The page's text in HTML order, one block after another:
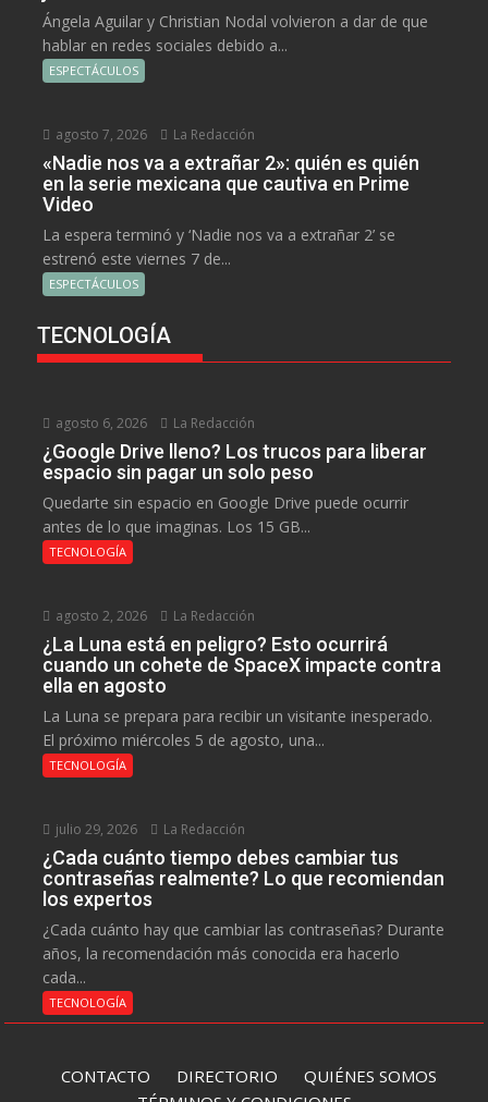
Ángela Aguilar y Christian Nodal volvieron a dar de que
hablar en redes sociales debido a...
ESPECTÁCULOS
agosto 7, 2026 La Redacción
«Nadie nos va a extrañar 2»: quién es quién
en la serie mexicana que cautiva en Prime
Video
La espera terminó y ‘Nadie nos va a extrañar 2’ se
estrenó este viernes 7 de...
ESPECTÁCULOS
TECNOLOGÍA
agosto 6, 2026 La Redacción
¿Google Drive lleno? Los trucos para liberar
espacio sin pagar un solo peso
Quedarte sin espacio en Google Drive puede ocurrir
antes de lo que imaginas. Los 15 GB...
TECNOLOGÍA
agosto 2, 2026 La Redacción
¿La Luna está en peligro? Esto ocurrirá
cuando un cohete de SpaceX impacte contra
ella en agosto
La Luna se prepara para recibir un visitante inesperado.
El próximo miércoles 5 de agosto, una...
TECNOLOGÍA
julio 29, 2026 La Redacción
¿Cada cuánto tiempo debes cambiar tus
contraseñas realmente? Lo que recomiendan
los expertos
¿Cada cuánto hay que cambiar las contraseñas? Durante
años, la recomendación más conocida era hacerlo
cada...
TECNOLOGÍA
CONTACTO DIRECTORIO QUIÉNES SOMOS